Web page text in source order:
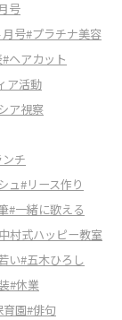
号
号#プラチナ美容
#ヘアカット
ア活動
ア視察
チ
ュ#リース作り
#一緒に歌える
村式ハッピー教室
い#五木ひろし
#休業
育園#俳句